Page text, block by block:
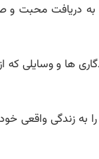
به دریافت محبت
ها و وسایلی
به زندگی واقعی